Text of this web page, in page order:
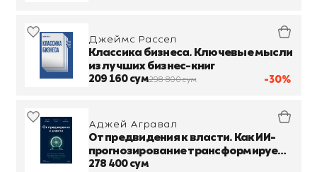
-30%
Джеймс Рассел
Классика бизнеса. Ключевые мысли
из лучших бизнес-книг
209 160 сум298 800 сум
Аджей Агравал
От предвидения к власти. Как ИИ-
прогнозирование трансформирует
экономику и как использовать его
278 400 сум